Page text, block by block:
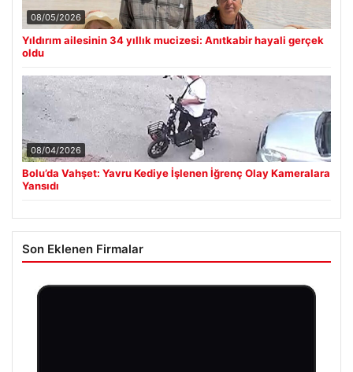
08/05/2026
Yıldırım ailesinin 34 yıllık mucizesi: Anıtkabir hayali gerçek
oldu
08/04/2026
Bolu’da Vahşet: Yavru Kediye İşlenen İğrenç Olay Kameralara
Yansıdı
Son Eklenen Firmalar